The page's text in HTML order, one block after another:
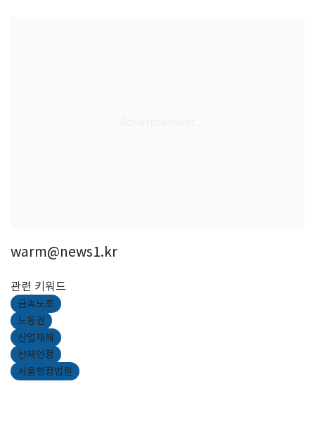
warm@news1.kr
관련 키워드
금속노조
노동권
산업재해
산재인정
서울행정법원